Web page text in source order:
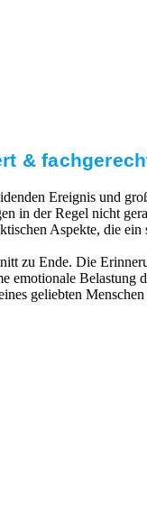
&
Ereignis und
in der Regel nicht
Aspekte, die
zu Ende. Die
emotionale
geliebten